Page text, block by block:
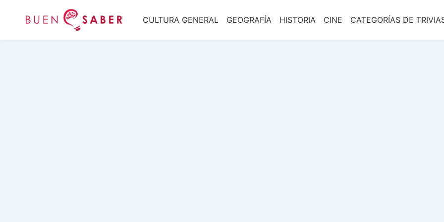
CULTURA GENERAL GEOGRAFÍA HISTORIA CINE CATEGORÍAS DE